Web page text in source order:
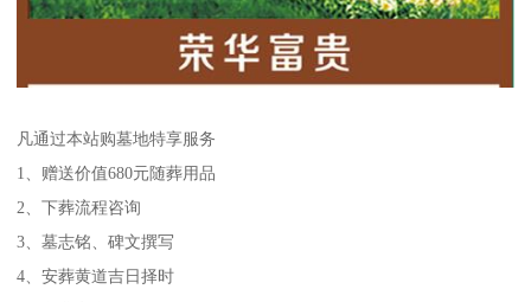
凡通过本站购墓地特享服务
1、赠送价值680元随葬用品
2、下葬流程咨询
3、墓志铭、碑文撰写
4、安葬黄道吉日择时